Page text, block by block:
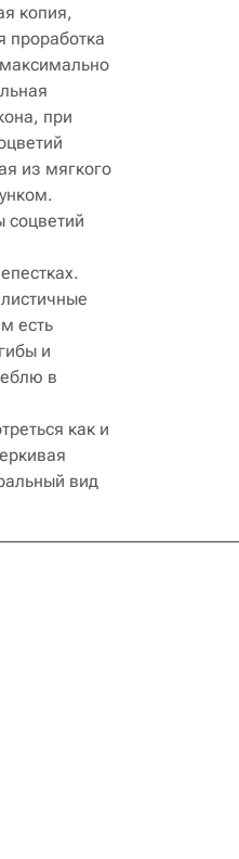
копия,
проработка
при
из мягкого
соцветий
есть
и
в
как и
вид